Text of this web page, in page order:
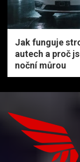
Jak funguje
autech a proč
noční můrou